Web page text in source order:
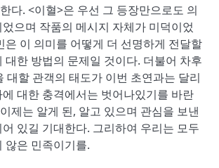
다. <이혈>은 우선 그 등장만으로도 의
으며 작품의 메시지 자체가 미덕이었
은 이 의미를 어떻게 더 선명하게 전달할
대한 방법의 문제일 것이다. 더불어 차후
대할 관객의 태도가 이번 초연과는 달리
대한 충격에서는 벗어나있기를 바란
제는 알게 된, 알고 있으며 관심을 보낸
있길 기대한다. 그리하여 우리는 모두
않은 민족이기를.